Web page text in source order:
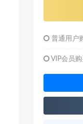
普通用户
VIP会员